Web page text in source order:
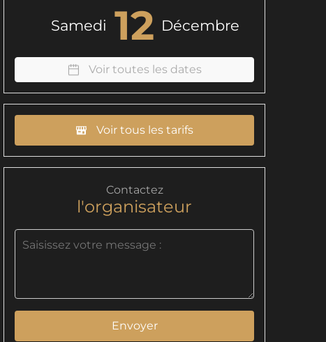
Samedi 12 Décembre
Voir toutes les dates
Voir tous les tarifs
Contactez
l'organisateur
Envoyer